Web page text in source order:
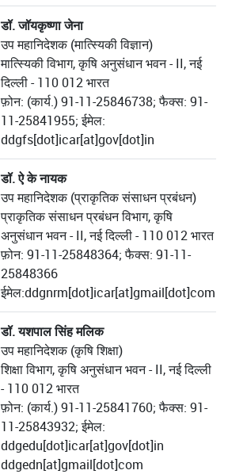
डॉ. जॉयकृष्णा जेना
उप महानिदेशक (मात्स्यिकी विज्ञान)
मात्स्यिकी विभाग, कृषि अनुसंधान भवन - II, नई
दिल्ली - 110 012 भारत
फ़ोन: (कार्य.) 91-11-25846738; फैक्स: 91-
11-25841955; ईमेल:
ddgfs[dot]icar[at]gov[dot]in
डॉ. ऐ के नायक
उप महानिदेशक (प्राकृतिक संसाधन प्रबंधन)
प्राकृतिक संसाधन प्रबंधन विभाग, कृषि
अनुसंधान भवन - II, नई दिल्ली - 110 012 भारत
फ़ोन: 91-11-25848364; फैक्स: 91-11-
25848366
ईमेल:ddgnrm[dot]icar[at]gmail[dot]com
डॉ. यशपाल सिंह मलिक
उप महानिदेशक (कृषि शिक्षा)
शिक्षा विभाग, कृषि अनुसंधान भवन - II, नई दिल्ली
- 110 012 भारत
फ़ोन: (कार्य.) 91-11-25841760; फैक्स: 91-
11-25843932; ईमेल:
ddgedu[dot]icar[at]gov[dot]in
ddgedn[at]gmail[dot]com